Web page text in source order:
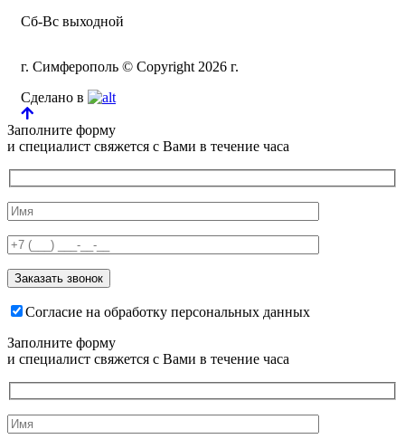
Сб-Вс выходной
г. Симферополь © Copyright 2026 г.
Сделано в
Заполните форму
и специалист свяжется с Вами в течение часа
Согласие на обработку персональных данных
Заполните форму
и специалист свяжется с Вами в течение часа